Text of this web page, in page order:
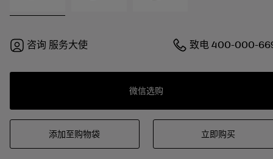
咨询 服务大使 致电400-000-
微信选购
添加至购物袋 立即购买